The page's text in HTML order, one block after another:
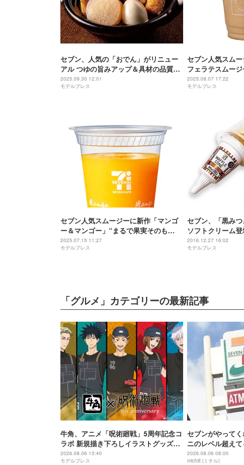
セブン、人気の「おでん」がリニュー
アル つゆの旨みアップ＆具材の品質を
徹底的に見直し
2025.09.30 12:01
モデルプレス
セブン人気スム
フェラテスムー
り高さ＆濃厚ミル
2025.08.07 17:22
モデルプレス
セブン人気スムージーに新作「マンゴ
ー＆マンゴー」“まるで果実そのも
の”濃厚な甘さと酸味の絶妙バランス
2025.07.15 11:27
モデルプレス
セブン、「黒み
ソフトクリーム
2016.12.27 16:02
モデルプレス
「グルメ」カテゴリーの最新記事
牛角、アニメ「呪術廻戦」5周年記念コ
ラボ 新規描き下ろしイラストグッズ付
きメニュー登場
2026.08.06 13:40
モデルプレス
セブンがやって
ニのレベル超え
しめる本格カレー
2026.08.06 08:00
michill (ミチル)